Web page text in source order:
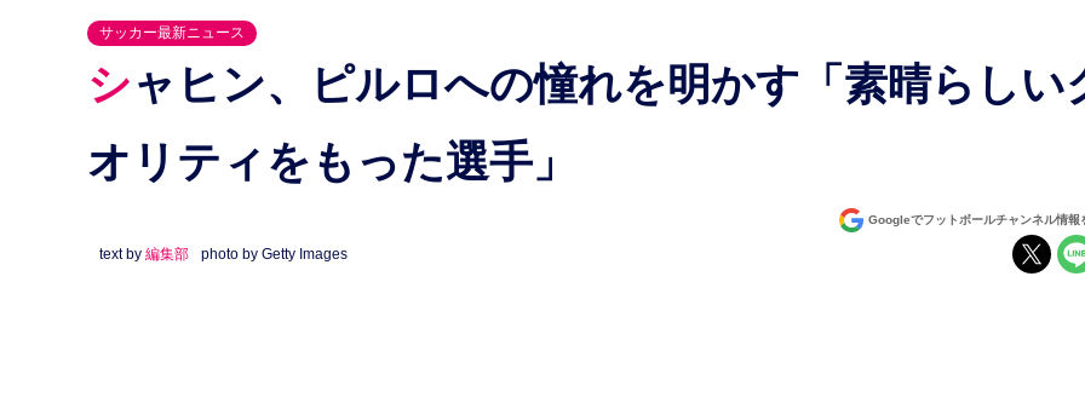
サッカー最新ニュース
シャヒン、ピルロへの憧れを明かす「素晴らしいク
オリティをもった選手」
Googleでフットボールチャンネル情報
text by 編集部 photo by Getty Images